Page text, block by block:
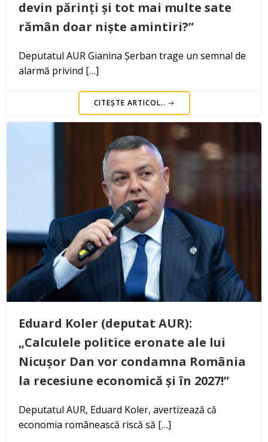
devin părinți și tot mai multe sate
rămân doar niște amintiri?”
Deputatul AUR Gianina Șerban trage un semnal de
alarmă privind […]
CITEȘTE ARTICOL..
Eduard Koler (deputat AUR):
„Calculele politice eronate ale lui
Nicușor Dan vor condamna România
la recesiune economică și în 2027!”
Deputatul AUR, Eduard Koler, avertizează că
economia românească riscă să […]